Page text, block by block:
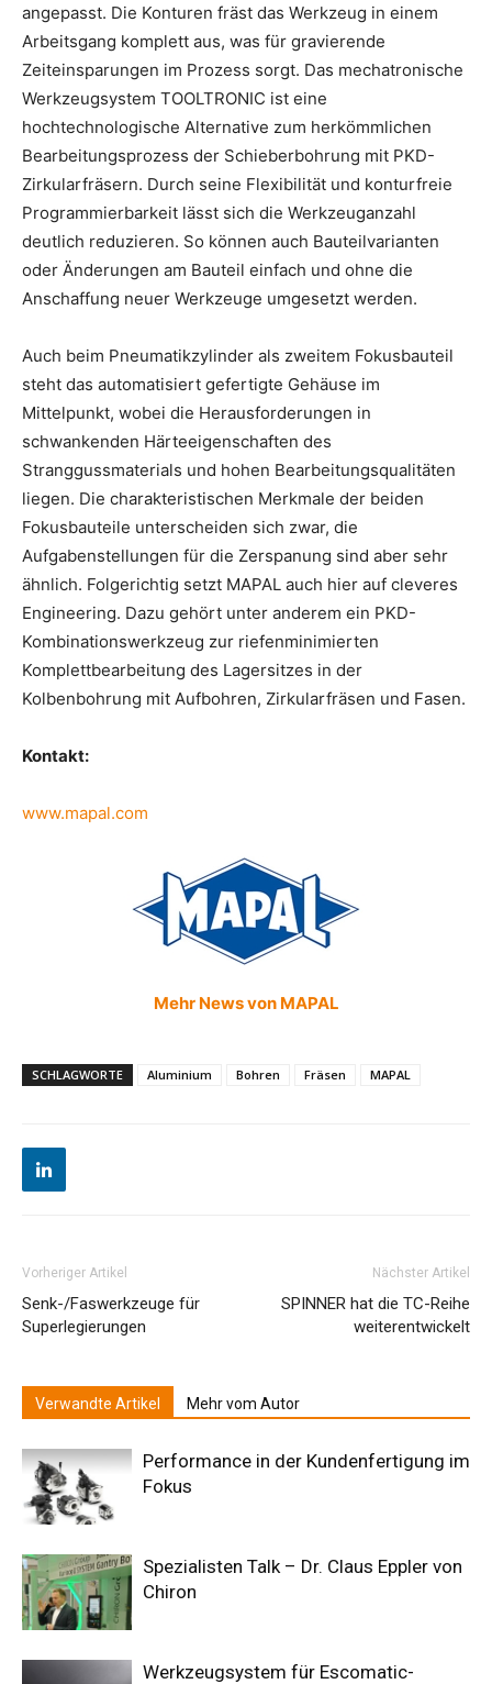
angepasst. Die Konturen fräst das Werkzeug in einem
Arbeitsgang komplett aus, was für gravierende
Zeiteinsparungen im Prozess sorgt. Das mechatronische
Werkzeugsystem TOOLTRONIC ist eine
hochtechnologische Alternative zum herkömmlichen
Bearbeitungsprozess der Schieberbohrung mit PKD-
Zirkularfräsern. Durch seine Flexibilität und konturfreie
Programmierbarkeit lässt sich die Werkzeuganzahl
deutlich reduzieren. So können auch Bauteilvarianten
oder Änderungen am Bauteil einfach und ohne die
Anschaffung neuer Werkzeuge umgesetzt werden.
Auch beim Pneumatikzylinder als zweitem Fokusbauteil
steht das automatisiert gefertigte Gehäuse im
Mittelpunkt, wobei die Herausforderungen in
schwankenden Härteeigenschaften des
Stranggussmaterials und hohen Bearbeitungsqualitäten
liegen. Die charakteristischen Merkmale der beiden
Fokusbauteile unterscheiden sich zwar, die
Aufgabenstellungen für die Zerspanung sind aber sehr
ähnlich. Folgerichtig setzt MAPAL auch hier auf cleveres
Engineering. Dazu gehört unter anderem ein PKD-
Kombinationswerkzeug zur riefenminimierten
Komplettbearbeitung des Lagersitzes in der
Kolbenbohrung mit Aufbohren, Zirkularfräsen und Fasen.
Kontakt:
www.mapal.com
Mehr News von MAPAL
SCHLAGWORTE Aluminium Bohren Fräsen MAPAL
Vorheriger Artikel
Senk-/Faswerkzeuge für
Superlegierungen
Nächster Artikel
SPINNER hat die TC-Reihe
weiterentwickelt
Verwandte Artikel Mehr vom Autor
Performance in der Kundenfertigung im
Fokus
Spezialisten Talk – Dr. Claus Eppler von
Chiron
Werkzeugsystem für Escomatic-